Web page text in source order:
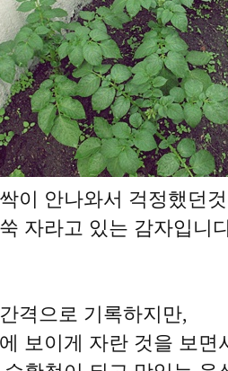
이 안나와서 걱정했던
자라고 있는 감자입니
격으로 기록하지만,
보이게 자란 것을 보